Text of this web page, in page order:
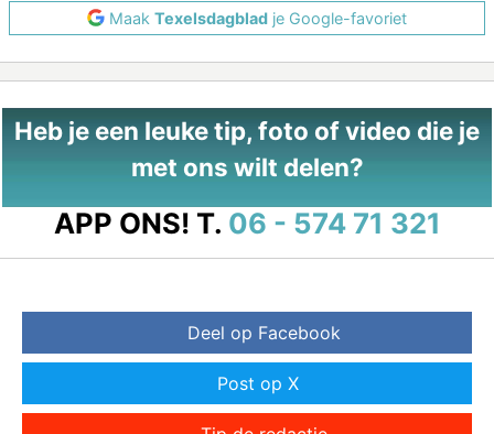
Maak Texelsdagblad je Google-favoriet
Heb je een leuke tip, foto of video die je
met ons wilt delen?
APP ONS! T. 06 - 574 71 321
Deel op Facebook
Post op X